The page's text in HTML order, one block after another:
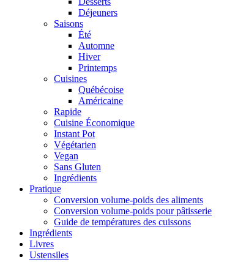
Déjeuners
Saisons
Été
Automne
Hiver
Printemps
Cuisines
Québécoise
Américaine
Rapide
Cuisine Économique
Instant Pot
Végétarien
Vegan
Sans Gluten
Ingrédients
Pratique
Conversion volume-poids des aliments
Conversion volume-poids pour pâtisserie
Guide de températures des cuissons
Ingrédients
Livres
Ustensiles